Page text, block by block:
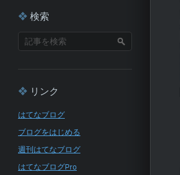
検索
リンク
はてなブログ
ブログをはじめる
週刊はてなブログ
はてなブログPro